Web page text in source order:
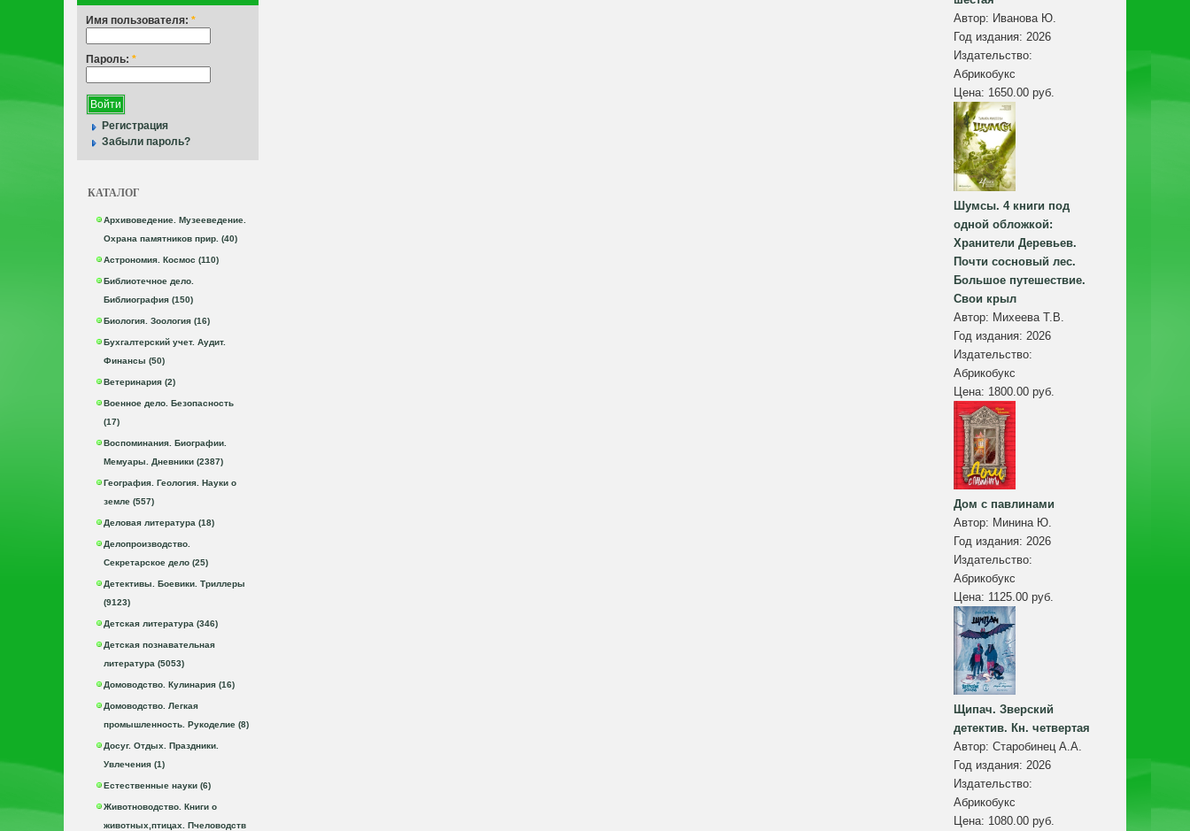
Имя пользователя: *
Пароль: *
Регистрация
Забыли пароль?
КАТАЛОГ
Архивоведение. Музееведение.
Охрана памятников прир. (40)
Астрономия. Космос (110)
Библиотечное дело.
Библиография (150)
Биология. Зоология (16)
Бухгалтерский учет. Аудит.
Финансы (50)
Ветеринария (2)
Военное дело. Безопасность
(17)
Воспоминания. Биографии.
Мемуары. Дневники (2387)
География. Геология. Науки о
земле (557)
Деловая литература (18)
Делопроизводство.
Секретарское дело (25)
Детективы. Боевики. Триллеры
(9123)
Детская литература (346)
Детская познавательная
литература (5053)
Домоводство. Кулинария (16)
Домоводство. Легкая
промышленность. Рукоделие (8)
Досуг. Отдых. Праздники.
Увлечения (1)
Естественные науки (6)
Животноводство. Книги о
животных,птицах. Пчеловодств
Автор: Иванова Ю.
Год издания: 2026
Издательство:
Абрикобукс
Цена: 1650.00 руб.
Шумсы. 4 книги под
одной обложкой:
Хранители Деревьев.
Почти сосновый лес.
Большое путешествие.
Свои крыл
Автор: Михеева Т.В.
Год издания: 2026
Издательство:
Абрикобукс
Цена: 1800.00 руб.
Дом с павлинами
Автор: Минина Ю.
Год издания: 2026
Издательство:
Абрикобукс
Цена: 1125.00 руб.
Щипач. Зверский
детектив. Кн. четвертая
Автор: Старобинец А.А.
Год издания: 2026
Издательство:
Абрикобукс
Цена: 1080.00 руб.